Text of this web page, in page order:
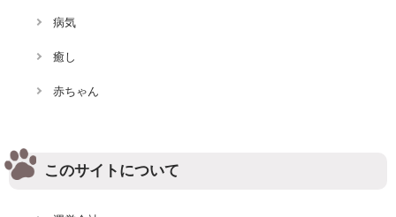
病気
癒し
赤ちゃん
このサイトについて